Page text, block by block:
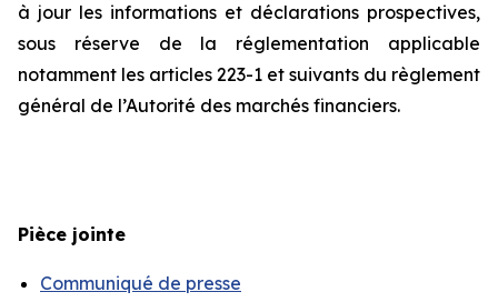
à jour les informations et déclarations prospectives,
sous réserve de la réglementation applicable
notamment les articles 223-1 et suivants du règlement
général de l’Autorité des marchés financiers.
Pièce jointe
Communiqué de presse